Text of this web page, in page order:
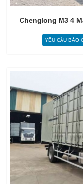
Chenglong M3 4
YÊU CẦU BÁO